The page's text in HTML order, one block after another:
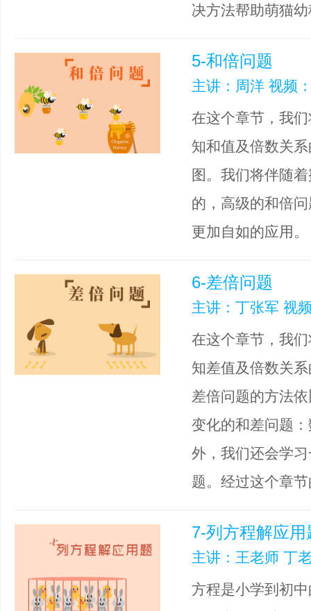
决方法帮助萌猫
5-和倍问题
主讲：周洋 视频
在这个章节，我
知和值及倍数关
图。我们将伴随
的，高级的和倍
更加自如的应用。
6-差倍问题
主讲：丁张军 视
在这个章节，我
知差值及倍数关
差倍问题的方法
变化的和差问题
外，我们还会学
题。经过这个章
7-列方程解应用
主讲：王老师 丁
方程是小学到初